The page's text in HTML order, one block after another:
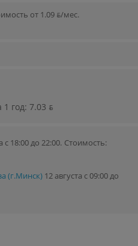
от 1.09 ƃ/мec.
1 год: 7.03 ƃ
с 18:00 до 22:00. Стоимость:
(г.Минск) 12 августа с 09:00 до